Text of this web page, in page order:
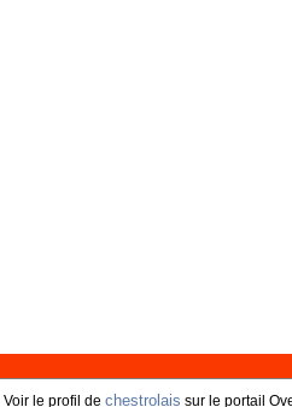
Voir le profil de chestrolais sur le portail